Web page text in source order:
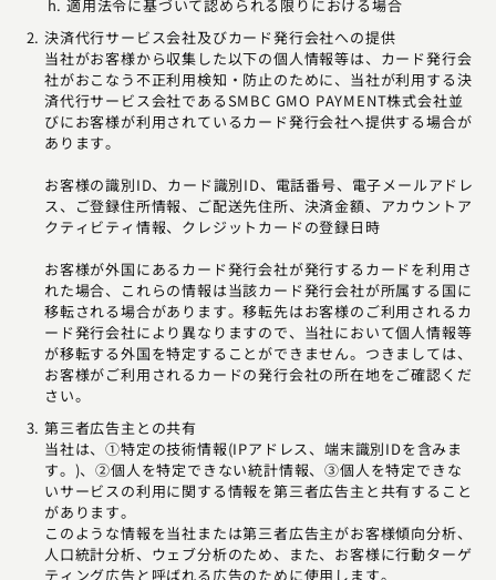
適用法令に基づいて認められる限りにおける場合
決済代行サービス会社及びカード発行会社への提供
当社がお客様から収集した以下の個人情報等は、カード発行会
社がおこなう不正利用検知・防止のために、当社が利用する決
済代行サービス会社であるSMBC GMO PAYMENT株式会社並
びにお客様が利用されているカード発行会社へ提供する場合が
あります。
お客様の識別ID、カード識別ID、電話番号、電子メールアドレ
ス、ご登録住所情報、ご配送先住所、決済金額、アカウントア
クティビティ情報、クレジットカードの登録日時
お客様が外国にあるカード発行会社が発行するカードを利用さ
れた場合、これらの情報は当該カード発行会社が所属する国に
移転される場合があります。移転先はお客様のご利用されるカ
ード発行会社により異なりますので、当社において個人情報等
が移転する外国を特定することができません。つきましては、
お客様がご利用されるカードの発行会社の所在地をご確認くだ
さい。
第三者広告主との共有
当社は、①特定の技術情報(IPアドレス、端末識別IDを含みま
す。)、②個人を特定できない統計情報、③個人を特定できな
いサービスの利用に関する情報を第三者広告主と共有すること
があります。
このような情報を当社または第三者広告主がお客様傾向分析、
人口統計分析、ウェブ分析のため、また、お客様に行動ターゲ
ティング広告と呼ばれる広告のために使用します。